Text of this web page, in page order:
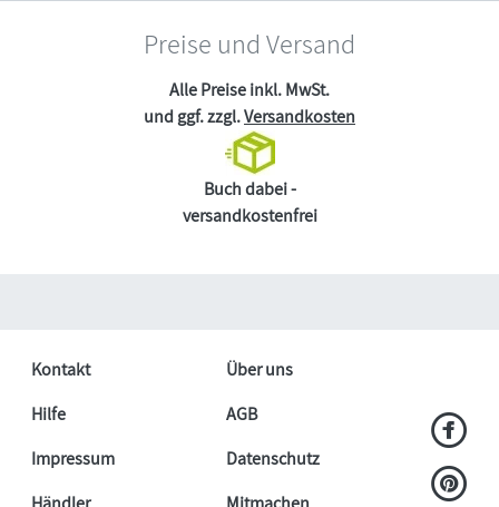
Preise und Versand
Alle Preise inkl. MwSt.
und ggf. zzgl.Versandkosten
Buch dabei -
versandkostenfrei
Kontakt
Über uns
Hilfe
AGB
Impressum
Datenschutz